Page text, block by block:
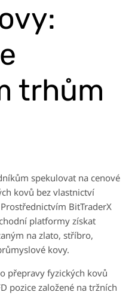
trhům
spekulovat na cenové
kovů bez vlastnictví
BitTraderX
platformy získat
na zlato, stříbro,
kovy.
přepravy fyzických kovů
pozice založené na tržních